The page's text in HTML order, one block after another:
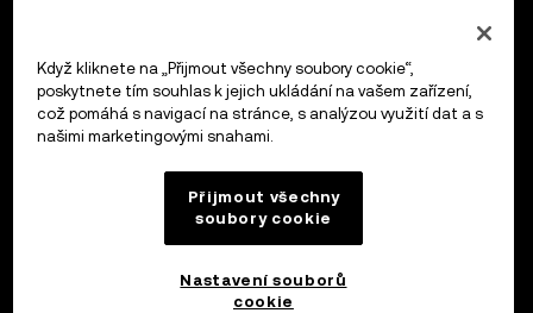
Když kliknete na „Přijmout všechny soubory cookie“,
poskytnete tím souhlas k jejich ukládání na vašem zařízení,
což pomáhá s navigací na stránce, s analýzou využití dat a s
našimi marketingovými snahami.
Přijmout všechny
soubory cookie
Nastavení souborů
cookie